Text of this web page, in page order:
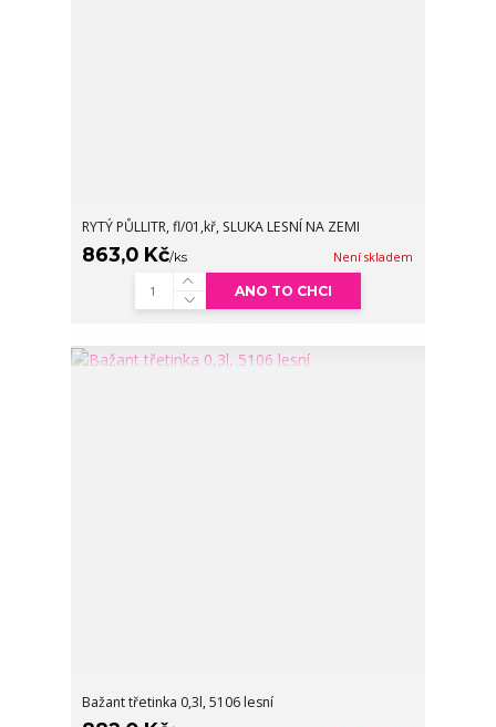
RYTÝ PŮLLITR, fl/01,kř, SLUKA LESNÍ NA ZEMI
863,0 Kč/ks Není skladem
ANO TO CHCI
Bažant třetinka 0,3l, 5106 lesní